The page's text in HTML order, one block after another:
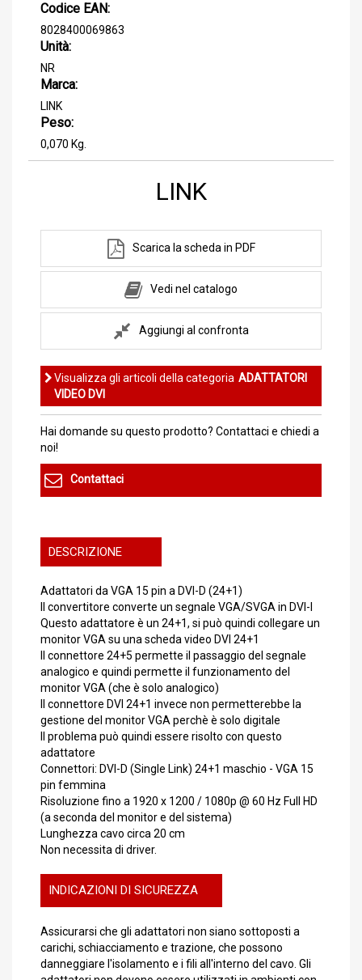
Codice EAN:
8028400069863
Unità:
NR
Marca:
LINK
Peso:
0,070 Kg.
LINK
Scarica la scheda in PDF
Vedi nel catalogo
Aggiungi al confronta
Visualizza gli articoli della categoria ADATTATORI
VIDEO DVI
Hai domande su questo prodotto? Contattaci e chiedi a
noi!
Contattaci
DESCRIZIONE
Adattatori da VGA 15 pin a DVI-D (24+1)
Il convertitore converte un segnale VGA/SVGA in DVI-I
Questo adattatore è un 24+1, si può quindi collegare un
monitor VGA su una scheda video DVI 24+1
Il connettore 24+5 permette il passaggio del segnale
analogico e quindi permette il funzionamento del
monitor VGA (che è solo analogico)
Il connettore DVI 24+1 invece non permetterebbe la
gestione del monitor VGA perchè è solo digitale
Il problema può quindi essere risolto con questo
adattatore
Connettori: DVI-D (Single Link) 24+1 maschio - VGA 15
pin femmina
Risoluzione fino a 1920 x 1200 / 1080p @ 60 Hz Full HD
(a seconda del monitor e del sistema)
Lunghezza cavo circa 20 cm
Non necessita di driver.
INDICAZIONI DI SICUREZZA
Assicurarsi che gli adattatori non siano sottoposti a
carichi, schiacciamento e trazione, che possono
danneggiare l'isolamento e i fili all'interno del cavo. Gli